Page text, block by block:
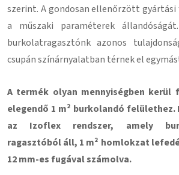
szerint. A gondosan ellenőrzött
a műszaki paraméterek
burkolatragasztónk azonos
csupán színárnyalatban térnek el
A termék olyan mennyiségben kerül
elegendő 1 m² burkolandó
az Izoflex rendszer, amely
ragasztóból áll, 1 m² homlokzat
12 mm-es fugával számolva.